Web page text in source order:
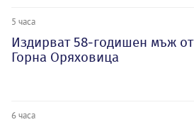
5 часа
Издирват 58-годишен мъж от
Горна Оряховица
6 часа